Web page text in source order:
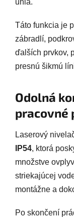
uhla.
Táto funkcia je
zábradlí,
ďalších prvkov,
presnú šikmú
Odolná
pracovné
Laserový
IP54, ktorá
množstve
striekajúcej
montážne a
Po skončení